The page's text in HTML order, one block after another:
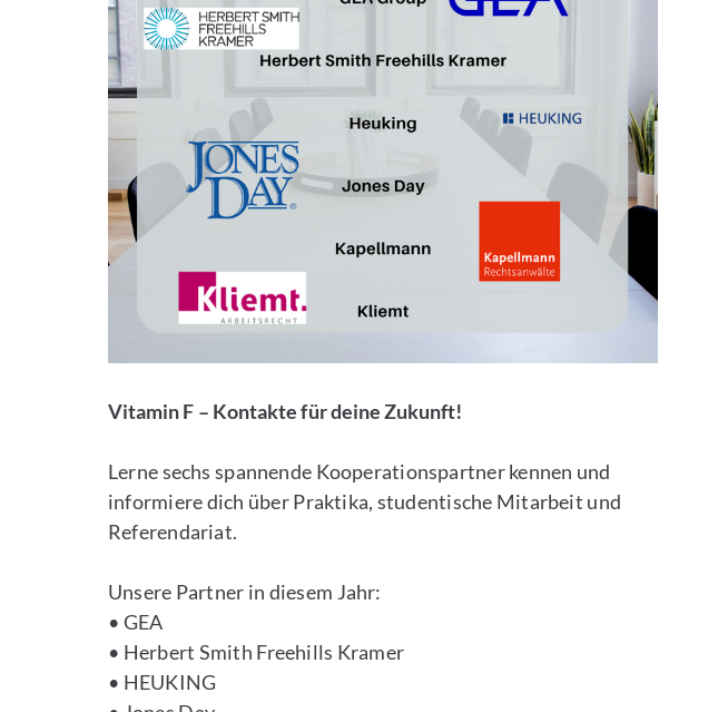
Vitamin F – Kontakte für deine Zukunft!
Lerne sechs spannende Kooperationspartner kennen und
informiere dich über Praktika, studentische Mitarbeit und
Referendariat.
Unsere Partner in diesem Jahr:
• GEA
• Herbert Smith Freehills Kramer
• HEUKING